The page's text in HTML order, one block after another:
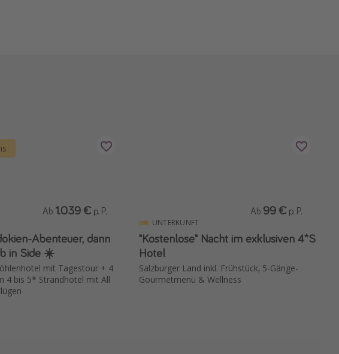
Abenteuer, dann
in Side ☀️
mit Tagestour + 4
4 bis 5* Strandhotel mit All
Ab 1.039 € p. P.
UNTERKUNFT
"Kostenlose" Nacht im exklusiven 4*S
Hotel
Salzburger Land inkl. Frühstück, 5-Gänge-
Gourmetmenü & Wellness
Ab 99 € p. P.